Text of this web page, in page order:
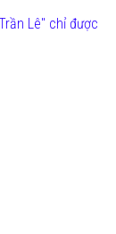
Lê" chỉ được